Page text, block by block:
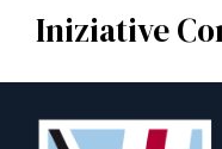
Iniziative